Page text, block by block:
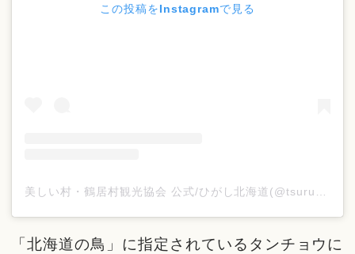
この投稿をInstagramで見る
「北海道の鳥」に指定されているタンチョウに